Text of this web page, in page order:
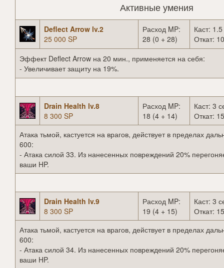
Активные умения
Deflect Arrow lv.2
25 000 SP
Расход MP:
28 (0 + 28)
Каст:
Откат:
Эффект Deflect Arrow на 20 мин., применяется на себя:
- Увеличивает защиту на 19%.
Drain Health lv.8
8 300 SP
Расход MP:
18 (4 + 14)
Каст: 3
Откат:
Атака тьмой, кастуется на врагов, действует в пределах
600:
- Атака силой 33. Из нанесенных повреждений 20%
ваши HP.
Drain Health lv.9
8 300 SP
Расход MP:
19 (4 + 15)
Каст: 3
Откат:
Атака тьмой, кастуется на врагов, действует в пределах
600:
- Атака силой 34. Из нанесенных повреждений 20%
ваши HP.